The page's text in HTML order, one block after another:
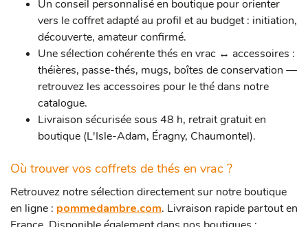
Un conseil personnalisé en boutique pour orienter
vers le coffret adapté au profil et au budget : initiation,
découverte, amateur confirmé.
Une sélection cohérente thés en vrac ↔ accessoires :
théières, passe-thés, mugs, boîtes de conservation —
retrouvez les accessoires pour le thé dans notre
catalogue.
Livraison sécurisée sous 48 h, retrait gratuit en
boutique (L'Isle-Adam, Éragny, Chaumontel).
Où trouver vos coffrets de thés en vrac ?
Retrouvez notre sélection directement sur notre boutique
en ligne : pommedambre.com. Livraison rapide partout en